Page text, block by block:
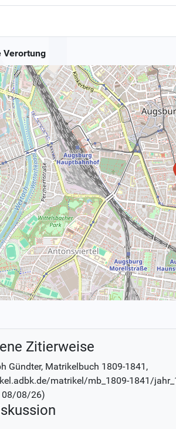
Verortung
Zitierweise
Gündter, Matrikelbuch 1809-1841 ,
matrikel/mb_1809-1841/
08/08/26)